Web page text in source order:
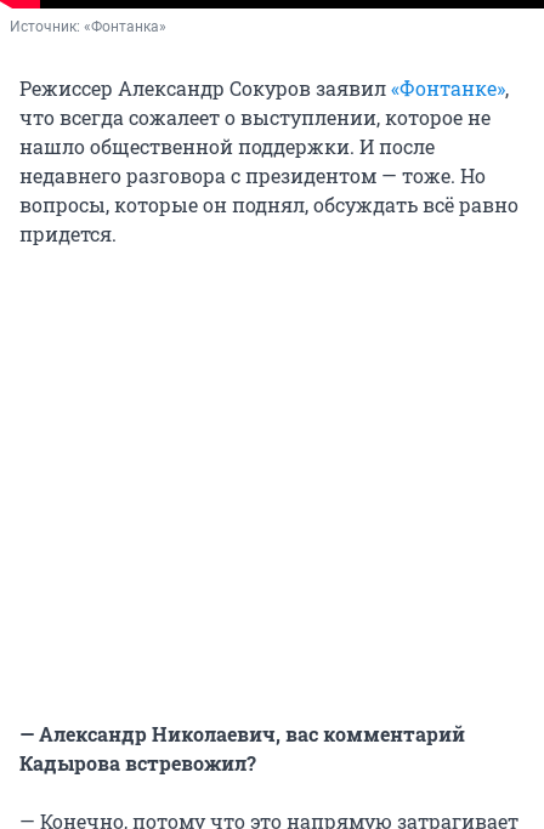
Источник: «Фонтанка»
Режиссер Александр Сокуров заявил«Фонтанке»,
что всегда сожалеет о выступлении, которое не
нашло общественной поддержки. И после
недавнего разговора с президентом — тоже. Но
вопросы, которые он поднял, обсуждать всё равно
придется.
— Александр Николаевич, вас комментарий
Кадырова встревожил?
— Конечно, потому что это напрямую затрагивает